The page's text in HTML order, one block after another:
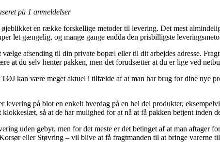
på 1 anmeldelser
en række forskellige metoder til levering. Det mest
let gængelig, og mange gange endda den prisbilligste
afsending til din private bopæl eller til dit arbejdes adresse.
at du selv henter pakken, men det forudsætter at du er lige ved
kan være meget aktuel i tilfælde af at man har brug for dine nye
levering på blot en enkelt hverdag på en hel del produkter,
klokkeslæt, så at de har mulighed for at nå at få pakken betjent inden
uden gebyr, men for det meste er det betinget af at man
eller Støvring – vil blive at få fragtmanden til at bringe varerne